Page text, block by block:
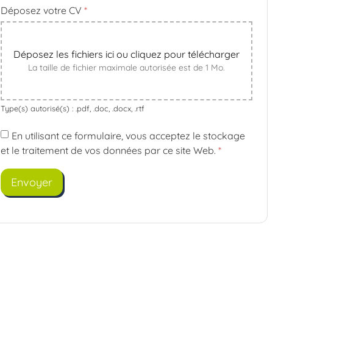
Déposez votre CV *
Déposez les fichiers ici ou cliquez pour télécharger
La taille de fichier maximale autorisée est de 1 Mo.
Type(s) autorisé(s) : .pdf, .doc, .docx, .rtf
En utilisant ce formulaire, vous acceptez le stockage
et le traitement de vos données par ce site Web. *